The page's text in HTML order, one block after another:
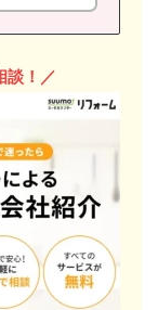
談！／